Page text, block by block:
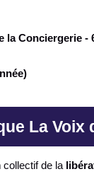
la Conciergerie -
La Voix
collectif de la